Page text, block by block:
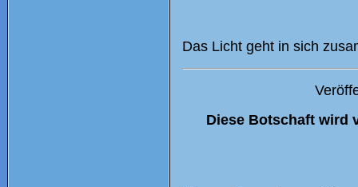
Das Licht geht in sich
Diese Botschaft wird